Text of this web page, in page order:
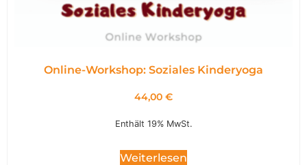
Online-Workshop: Soziales Kinderyoga
44,00 €
Enthält 19% MwSt.
Weiterlesen